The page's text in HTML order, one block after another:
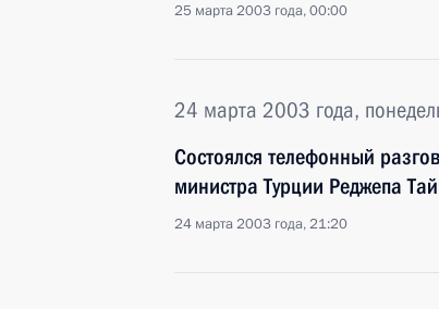
25 марта 2003 года, 00:00
24 марта 2003 года,
Состоялся телефонный
министра Турции Реджепа
24 марта 2003 года, 21:20